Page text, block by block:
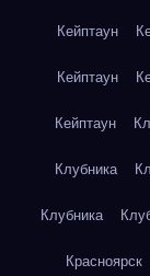
Кейптаун
Кейптаун
Кейптаун
Клубника
Клубника
Красноярск